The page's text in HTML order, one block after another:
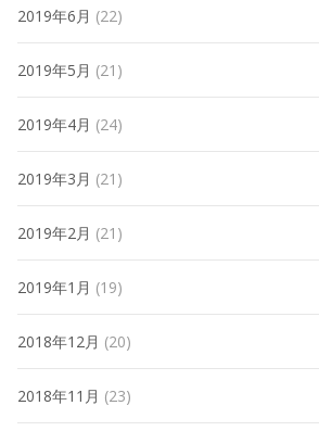
2019年6月 (22)
2019年5月 (21)
2019年4月 (24)
2019年3月 (21)
2019年2月 (21)
2019年1月 (19)
2018年12月 (20)
2018年11月 (23)